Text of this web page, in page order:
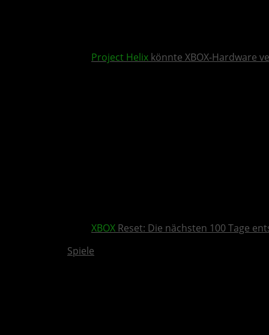
Project Helix könnte XBOX-Hardware
XBOX Reset: Die nächsten 100 Tage
Spiele